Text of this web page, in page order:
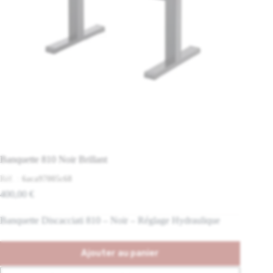
Banquette 810 Noir Brillant
6aca97005c68
400,00 €
Banquette Discacciati 810 – Noir – Réglage Hydraulique
Ajouter au panier